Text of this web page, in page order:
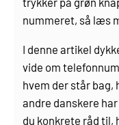
nummeret, så læs
I denne artikel
vide om
hvem der står bag,
andre danskere
du konkrete råd til,